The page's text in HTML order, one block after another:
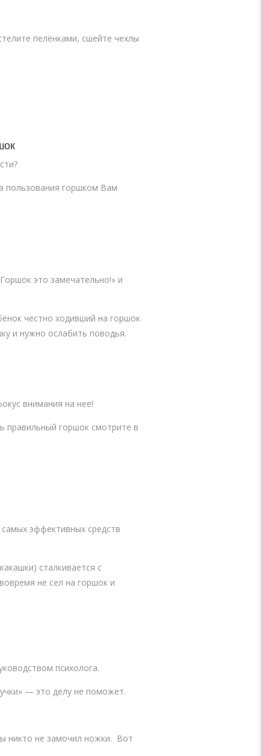
пелёнками, сшейте чехлы
пользования горшком Вам
это замечательно!» и
честно ходивший на горшок
и нужно ослабить поводья.
внимания на нее!
правильный горшок смотрите в
эффективных средств
сталкивается с
не сел на горшок и
психолога.
— это делу не поможет.
никто не замочил ножки. Вот